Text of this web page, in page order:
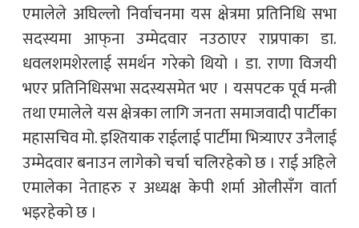
एमालेले अघिल्लो निर्वाचनमा यस क्षेत्रमा प्रतिनिधि सभा
सदस्यमा आफ्‌ना उम्मेदवार नउठाएर राप्रपाका डा.
धवलशमशेरलाई समर्थन गरेको थियो । डा. राणा विजयी
भएर प्रतिनिधिसभा सदस्यसमेत भए । यसपटक पूर्व मन्त्री
तथा एमालेले यस क्षेत्रका लागि जनता समाजवादी पार्टीका
महासचिव मो. इश्तियाक राईलाई पार्टीमा भित्र्याएर उनैलाई
उम्मेदवार बनाउन लागेको चर्चा चलिरहेको छ । राई अहिले
एमालेका नेताहरु र अध्यक्ष केपी शर्मा ओलीसँग वार्ता
भइरहेको छ ।